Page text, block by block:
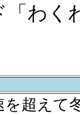
「わく
超えて